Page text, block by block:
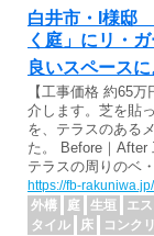
白井市・I様邸
く庭」にリ・
良いスペースに
【工事価格 約65
介します。芝を貼
を、テラスのある
た。 Before｜After
テラスの周りのベ
https://fb-
外構
庭 生垣 エ
タイル
床 コンク